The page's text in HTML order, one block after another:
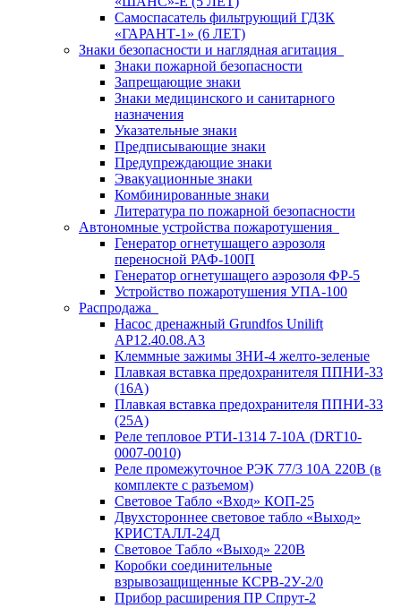
Самоспасатель фильтрующий ГДЗК
«ГАРАНТ-1» (6 ЛЕТ)
Знаки безопасности и наглядная агитация
Знаки пожарной безопасности
Запрещающие знаки
Знаки медицинского и санитарного
назначения
Указательные знаки
Предписывающие знаки
Предупреждающие знаки
Эвакуационные знаки
Комбинированные знаки
Литература по пожарной безопасности
Автономные устройства пожаротушения
Генератор огнетушащего аэрозоля
переносной РАФ-100П
Генератор огнетушащего аэрозоля ФР-5
Устройство пожаротушения УПА-100
Распродажа
Насос дренажный Grundfos Unilift
АP12.40.08.A3
Клеммные зажимы ЗНИ-4 желто-зеленые
Плавкая вставка предохранителя ППНИ-33
(16А)
Плавкая вставка предохранителя ППНИ-33
(25А)
Реле тепловое РТИ-1314 7-10А (DRT10-
0007-0010)
Реле промежуточное РЭК 77/3 10А 220В (в
комплекте с разъемом)
Световое Табло «Вход» КОП-25
Двухстороннее световое табло «Выход»
КРИСТАЛЛ-24Д
Световое Табло «Выход» 220В
Коробки соединительные
взрывозащищенные КСРВ-2У-2/0
Прибор расширения ПР Спрут-2